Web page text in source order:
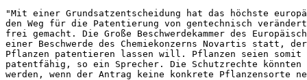
"Mit einer Grundsatzentscheidung hat das höchste
den Weg für die Patentierung von gentechnisch
frei gemacht. Die Große Beschwerdekammer des
einer Beschwerde des Chemiekonzerns Novartis statt,
Pflanzen patentieren lassen will. Pflanzen seien
patentfähig, so ein Sprecher. Die Schutzrechte
werden, wenn der Antrag keine konkrete Pflanzensorte